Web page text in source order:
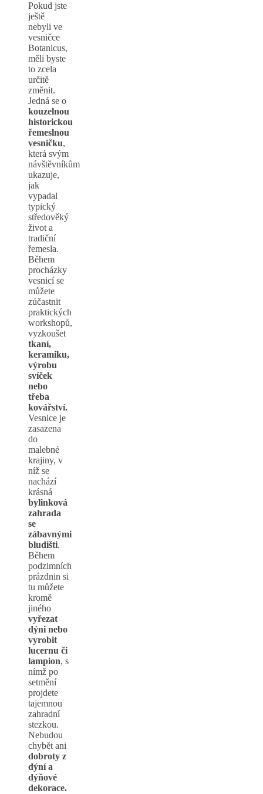
Pokud jste
ještě
nebyli ve
vesničce
Botanicus,
měli byste
to zcela
určitě
změnit.
Jedná se o
kouzelnou
historickou
řemeslnou
vesničku,
která svým
návštěvníkům
ukazuje,
jak
vypadal
typický
středověký
život a
tradiční
řemesla.
Během
procházky
vesnicí se
můžete
zúčastnit
praktických
workshopů,
vyzkoušet
tkaní,
keramiku,
výrobu
svíček
nebo
třeba
kovářství.
Vesnice je
zasazena
do
malebné
krajiny, v
níž se
nachází
krásná
bylinková
zahrada
se
zábavnými
bludišti.
Během
podzimních
prázdnin si
tu můžete
kromě
jiného
vyřezat
dýni nebo
vyrobit
lucernu či
lampion, s
nímž po
setmění
projdete
tajemnou
zahradní
stezkou.
Nebudou
chybět ani
dobroty z
dýní a
dýňové
dekorace.